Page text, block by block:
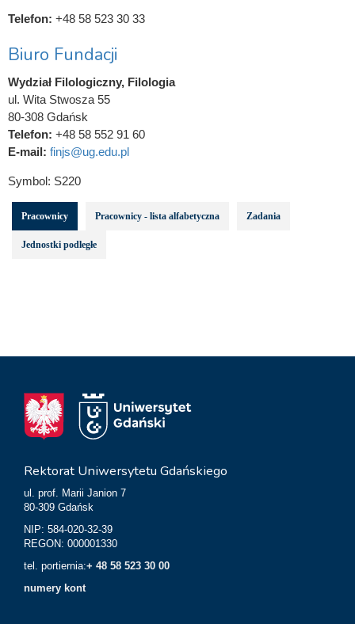
Telefon: +48 58 523 30 33
Biuro Fundacji
Wydział Filologiczny, Filologia
ul. Wita Stwosza 55
80-308 Gdańsk
Telefon: +48 58 552 91 60
E-mail: finjs@ug.edu.pl
Symbol: S220
Pracownicy Pracownicy - lista alfabetyczna Zadania
Jednostki podległe
Rektorat Uniwersytetu Gdańskiego
ul. prof. Marii Janion 7
80-309 Gdańsk
NIP: 584-020-32-39
REGON: 000001330
tel. portiernia:+ 48 58 523 30 00
numery kont